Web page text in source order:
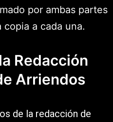
por ambas partes
a cada una.
Redacción
Arriendos
de la redacción de